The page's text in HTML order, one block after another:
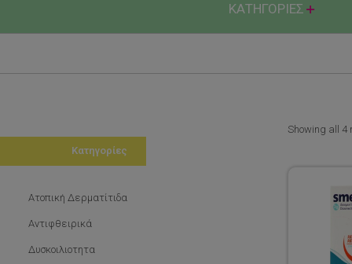
ΚΑΤΗΓΟΡΙΕΣ
Showing all 4
Κατηγορίες
Aτοπική Δερματίτιδα
Αντιφθειρικά
Δυσκοιλιοτητα